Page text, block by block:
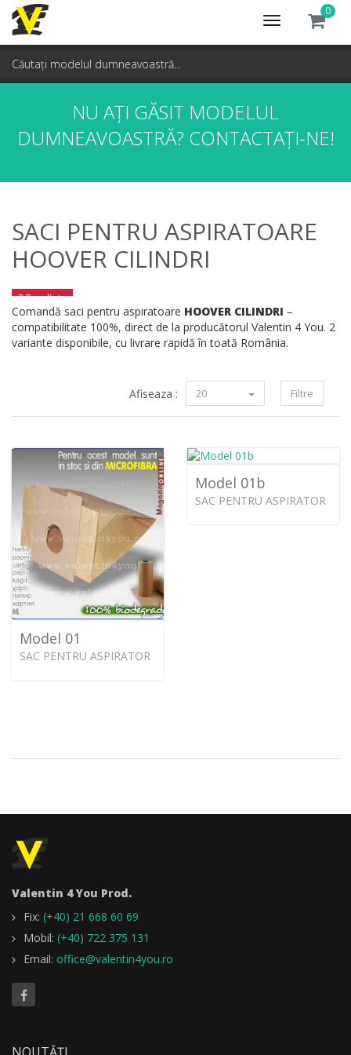
Toggle
navigation
0
NU AȚI GĂSIT MODELUL
DUMNEAVOASTRĂ? CONTACTAȚI-NE!
SACI PENTRU ASPIRATOARE
HOOVER CILINDRI
2 Rezultate
Comandă saci pentru aspiratoare HOOVER CILINDRI –
compatibilitate 100%, direct de la producătorul Valentin 4 You. 2
variante disponibile, cu livrare rapidă în toată România.
Filtre
Afiseaza : 20
Model 01
SAC PENTRU ASPIRATOR
Model 01b
SAC PENTRU ASPIRATOR
Valentin 4 You Prod.
Fix: (+40) 21 668 60 69
Mobil: (+40) 722 375 131
Email: office@valentin4you.ro
NOUTĂȚI